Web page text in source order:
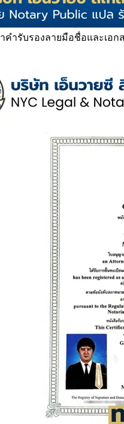
คำรับรองลายมือชื่อและเอก